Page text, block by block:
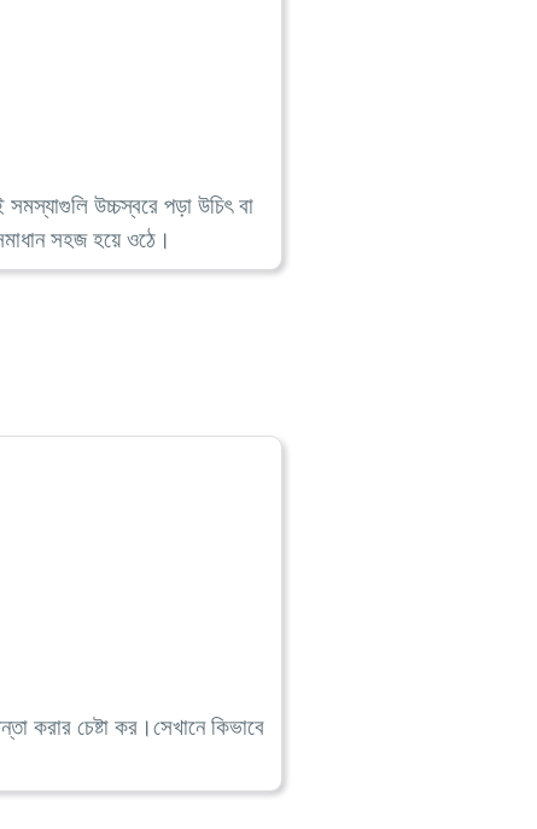
উচ্চস্বরে পড়া উচিৎ বা
সহজ হয়ে ওঠে।
করার চেষ্টা কর।সেখানে কিভাবে